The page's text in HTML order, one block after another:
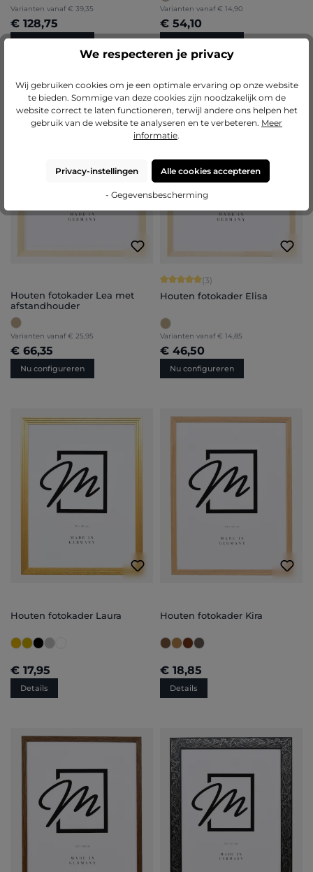
Varianten vanaf € 39,35
€ 128,75
Nu configureren
Varianten vanaf € 14,90
€ 54,10
Nu configureren
Houten fotokader Lea met
afstandhouder
Varianten vanaf € 25,95
€ 66,35
Nu configureren
Gemiddelde score van 5 op 5 sterren
(3)
Houten fotokader Elisa
Varianten vanaf € 14,85
€ 46,50
Nu configureren
Houten fotokader Laura
€ 17,95
Details
Houten fotokader Kira
€ 18,85
Details
We respecteren je privacy
Wij gebruiken cookies om je een optimale ervaring op onze website
te bieden. Sommige van deze cookies zijn noodzakelijk om de
website correct te laten functioneren, terwijl andere ons helpen het
gebruik van de website te analyseren en te verbeteren. Meer
informatie.
Privacy-instellingen Alle cookies accepteren
- Gegevensbescherming